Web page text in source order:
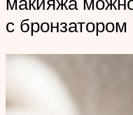
с бронзатором